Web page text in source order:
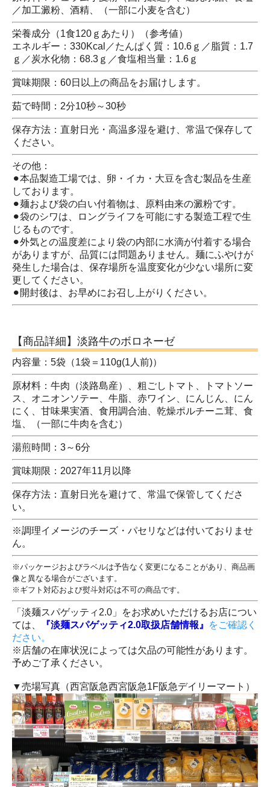
／加工澱粉、酒精、（一部に小麦を含む）
栄養成分（1食120ｇあたり）（参考値）
エネルギー：330Kcal／たんぱく質：10.6ｇ／脂質：1.7
ｇ／炭水化物：68.3ｇ／食塩相当量：1.6ｇ
賞味期限：60日以上の商品をお届けします。
茹で時間：2分10秒～30秒
保存方法：直射日光・高温多湿を避け、常温で保存して
ください。
その他：
⚫︎本品製造工場では、卵・イカ・大豆を含む製品を生産
しております。
⚫︎麺および袋の白い付着物は、原料由来の澱粉です。
⚫︎袋のシワは、ロングライフを可能にする製造工程で生
じるものです。
⚫︎外気との温度差により袋の内部に水滴が付着する場合
がありますが、品質には問題ありません。麺にふやけが
発生した場合は、保存場所を温度変化が少ない場所に変
更してください。
⚫︎開封後は、お早めにお召し上がりください。
【商品詳細】淡路牛のボロネーゼ
内容量：5袋（1袋＝110g(1人前)）
原材料：牛肉（淡路島産）、粗ごしトマト、トマトソー
ス、オニオンソテー、牛脂、赤ワイン、にんじん、にん
にく、甘味果実酒、食用調合油、乾燥ポルチーニ茸、食
塩、（一部に牛肉を含む）
湯煎時間：3～6分
賞味期限：2027年11月以降
保存方法：直射日光を避けて、常温で保管してくださ
い。
※調理イメージのチーズ・パセリなどは付いておりませ
ん。
※パッケージおよびラベルは予告なく変更になることがあり、商品画
像と異なる場合がございます。
※ギフト対応および熨斗対応は不可の商品です。
「淡麺スパゲッティ2.0」をお求めいただけるお店につい
ては、
『淡麺スパゲッティ2.0取扱店舗情報』
をご確認く
ださい。
※店舗の在庫状況によっては欠品の可能性があります。
予めご了承ください。
▼売場写真（西宮阪急西宮阪急1F阪急デイリーマート）